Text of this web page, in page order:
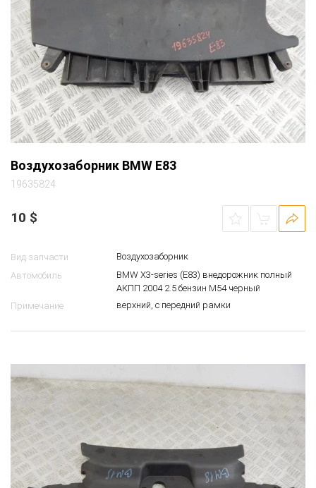
Воздухозаборник BMW E83
19635824
10 $
Вид запчасти
Воздухозаборник
Автомобиль
BMW X3-series (E83) внедорожник полный
АКПП 2004 2.5 бензин M54 черный
Примечание
верхний, с передний рамки